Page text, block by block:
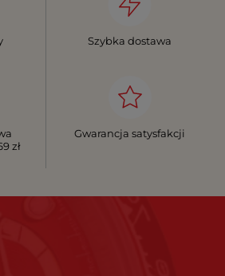
Szybka dostawa
zł
Gwarancja satysfakcji